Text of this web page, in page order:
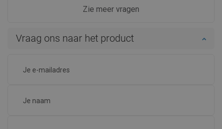
Zie meer vragen
Vraag ons naar het product